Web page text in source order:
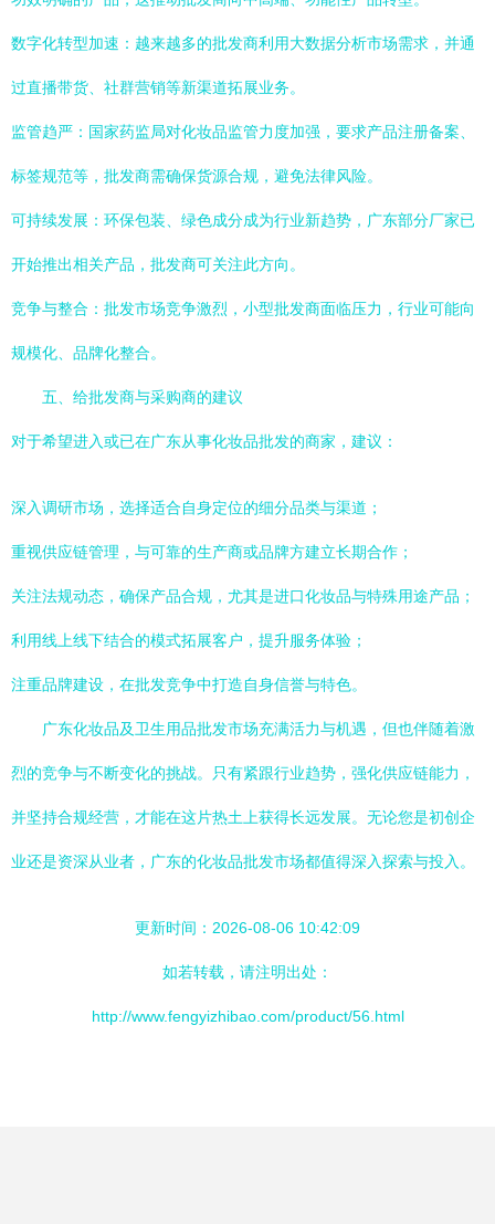
数字化转型加速：越来越多的批发商利用大数据分析市场需求，并通
过直播带货、社群营销等新渠道拓展业务。
监管趋严：国家药监局对化妆品监管力度加强，要求产品注册备案、
标签规范等，批发商需确保货源合规，避免法律风险。
可持续发展：环保包装、绿色成分成为行业新趋势，广东部分厂家已
开始推出相关产品，批发商可关注此方向。
竞争与整合：批发市场竞争激烈，小型批发商面临压力，行业可能向
规模化、品牌化整合。
五、给批发商与采购商的建议
对于希望进入或已在广东从事化妆品批发的商家，建议：
深入调研市场，选择适合自身定位的细分品类与渠道；
重视供应链管理，与可靠的生产商或品牌方建立长期合作；
关注法规动态，确保产品合规，尤其是进口化妆品与特殊用途产品；
利用线上线下结合的模式拓展客户，提升服务体验；
注重品牌建设，在批发竞争中打造自身信誉与特色。
广东化妆品及卫生用品批发市场充满活力与机遇，但也伴随着激
烈的竞争与不断变化的挑战。只有紧跟行业趋势，强化供应链能力，
并坚持合规经营，才能在这片热土上获得长远发展。无论您是初创企
业还是资深从业者，广东的化妆品批发市场都值得深入探索与投入。
更新时间：2026-08-06 10:42:09
如若转载，请注明出处：
http://www.fengyizhibao.com/product/56.html